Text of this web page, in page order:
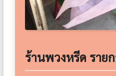
ร้านพวงหรีด ราย